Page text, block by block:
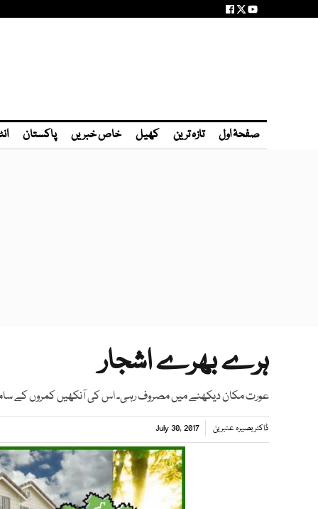
صفحۂ اول تازہ ترین کھیل خاص خبریں پاکستان
ہرے بھرے اشجار
عورت مکان دیکھنے میں مصروف رہی۔ اس کی آنکھیں کمروں کے
ڈاکٹر بصیرہ عنبرین July 30, 2017